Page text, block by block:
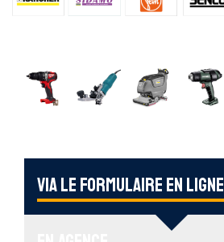
Via le formulaire en ligne